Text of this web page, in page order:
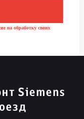
на обработку своих
Siemens